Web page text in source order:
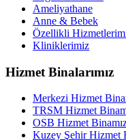
Ameliyathane
Anne & Bebek
Özellikli
Kliniklerimiz
Hizmet Binalarımız
Merkezi Hizmet
TRSM Hizmet
OSB Hizmet
Kuzey Şehir Hizmet